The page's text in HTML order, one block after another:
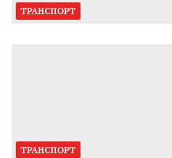
ТРАНСПОРТ
ТРАНСПОРТ